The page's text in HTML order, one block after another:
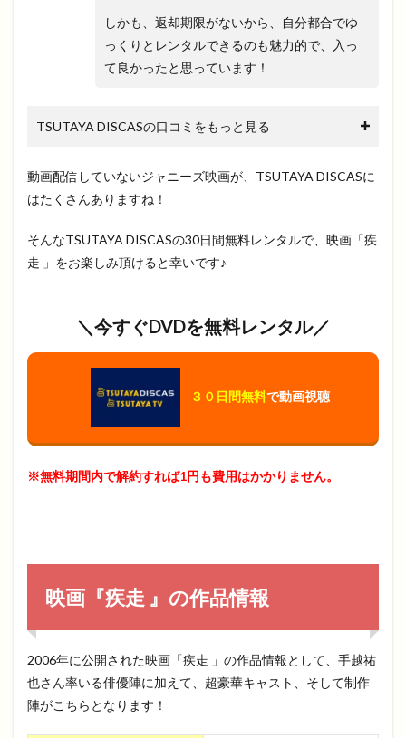
しかも、返却期限がないから、自分都合でゆ
っくりとレンタルできるのも魅力的で、入っ
て良かったと思っています！
TSUTAYA DISCASの口コミをもっと見る
動画配信していないジャニーズ映画が、TSUTAYA DISCASに
はたくさんありますね！
そんなTSUTAYA DISCASの30日間無料レンタルで、映画「疾
走 」をお楽しみ頂けると幸いです♪
＼今すぐDVDを無料レンタル／
３０日間無料で動画視聴
※無料期間内で解約すれば1円も費用はかかりません。
映画『疾走 』の作品情報
2006年に公開された映画「疾走 」の作品情報として、手越祐
也さん率いる俳優陣に加えて、超豪華キャスト、そして制作
陣がこちらとなります！